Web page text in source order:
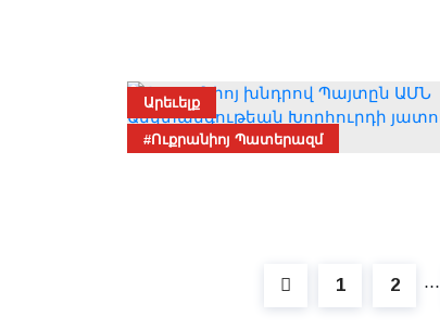
Արեւելք
#Ուքրանիոյ Պատերազմ
1 2 ⋯